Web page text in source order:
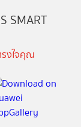
SMART
งใจคุณ